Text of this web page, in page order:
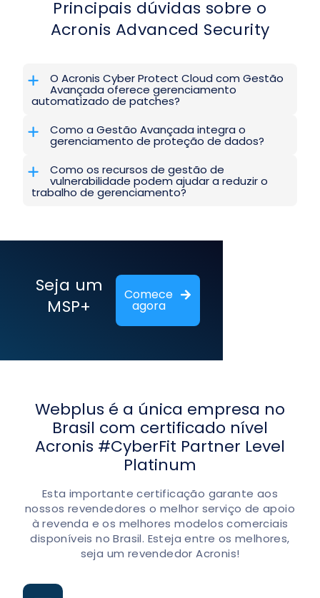
Principais dúvidas sobre o
Acronis Advanced Security
O Acronis Cyber Protect Cloud com Gestão
Avançada oferece gerenciamento
automatizado de patches?
Como a Gestão Avançada integra o
gerenciamento de proteção de dados?
Como os recursos de gestão de
vulnerabilidade podem ajudar a reduzir o
trabalho de gerenciamento?
Seja um
MSP+
Comece
agora
Webplus é a única empresa no
Brasil com certificado nível
Acronis #CyberFit Partner Level
Platinum
Esta importante certificação garante aos
nossos revendedores o melhor serviço de apoio
à revenda e os melhores modelos comerciais
disponíveis no Brasil. Esteja entre os melhores,
seja um revendedor Acronis!